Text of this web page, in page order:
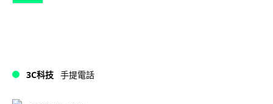
3C科技 手提電話